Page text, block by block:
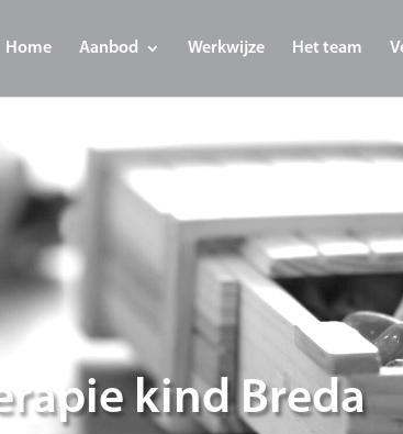
Home Aanbod Werkwijze Het team
kind Breda